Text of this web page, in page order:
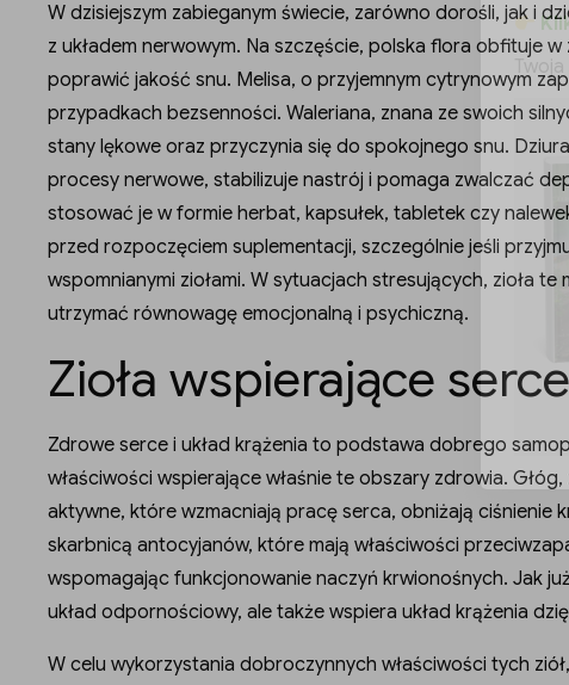
W dzisiejszym zabieganym świecie, zarówno dorośli, jak i
z układem nerwowym. Na szczęście, polska flora obfituje
poprawić jakość snu. Melisa, o przyjemnym cytrynowym
przypadkach bezsenności. Waleriana, znana ze swoich
stany lękowe oraz przyczynia się do spokojnego snu.
procesy nerwowe, stabilizuje nastrój i pomaga zwalczać
stosować je w formie herbat, kapsułek, tabletek czy
przed rozpoczęciem suplementacji, szczególnie jeśli
wspomnianymi ziołami. W sytuacjach stresujących, zioła
utrzymać równowagę emocjonalną i psychiczną.
Zioła wspierające
Zdrowe serce i układ krążenia to podstawa dobrego
właściwości wspierające właśnie te obszary zdrowia.
aktywne, które wzmacniają pracę serca, obniżają ciśnienie
skarbnicą antocyjanów, które mają właściwości
wspomagając funkcjonowanie naczyń krwionośnych. Jak
układ odpornościowy, ale także wspiera układ krążenia
W celu wykorzystania dobroczynnych właściwości tych